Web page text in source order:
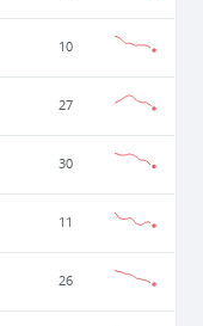
10
27
30
11
26